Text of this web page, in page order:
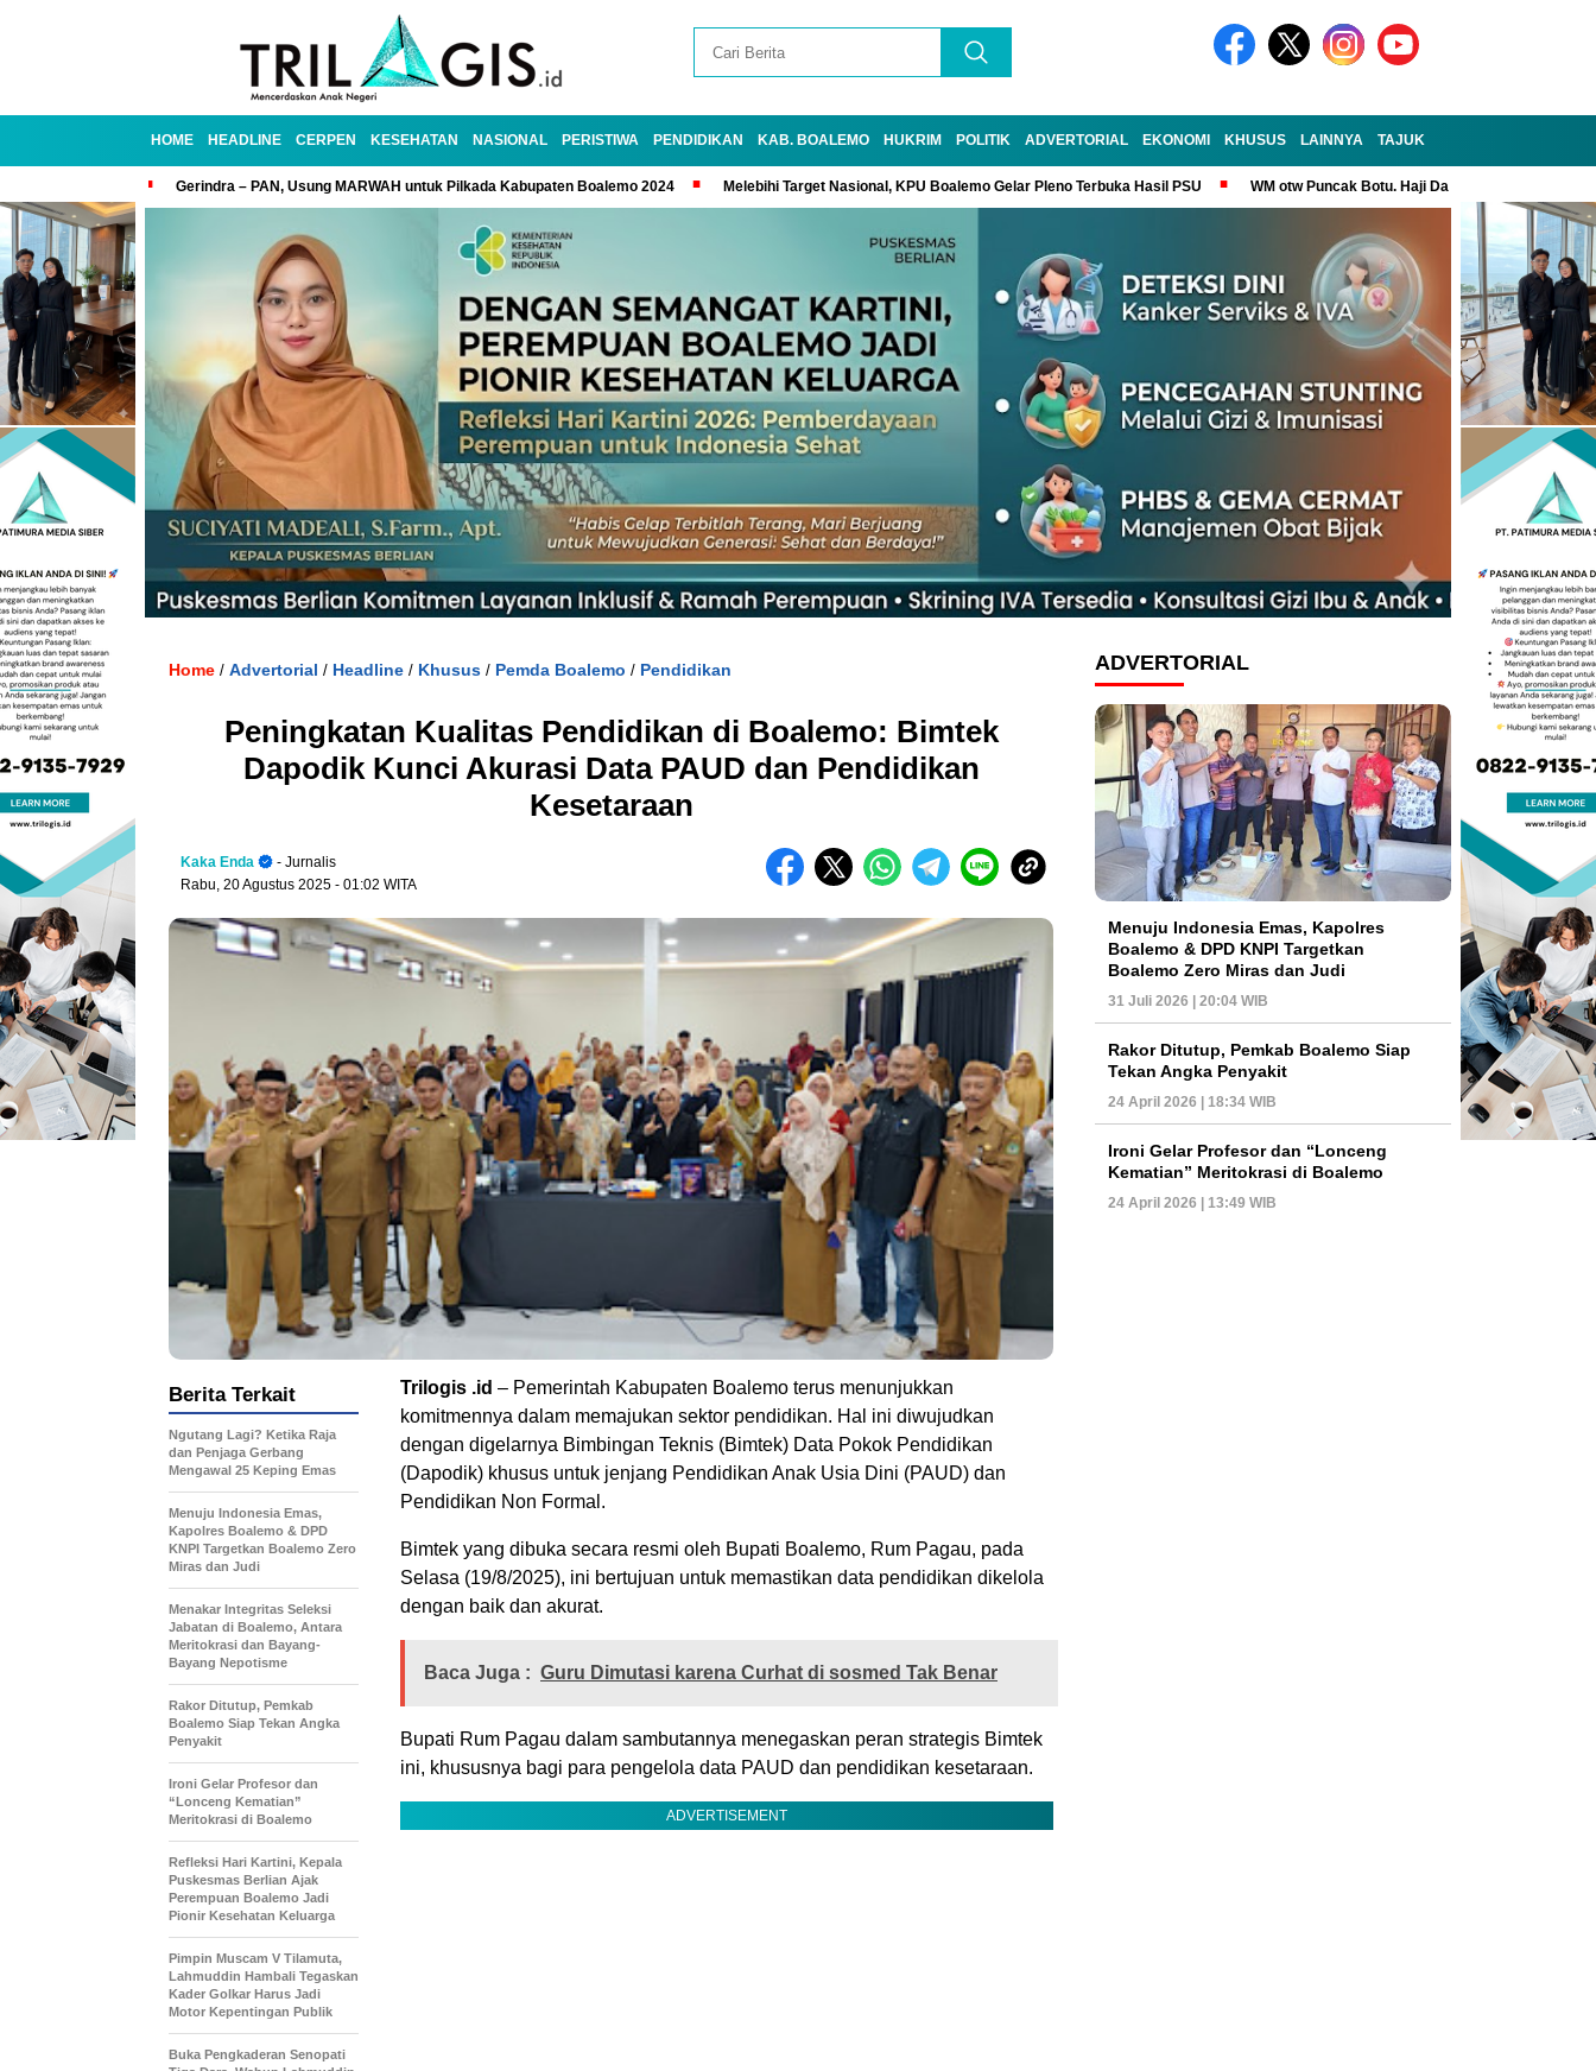
HOME HEADLINE CERPEN KESEHATAN NASIONAL PERISTIWA PENDIDIKAN KAB. BOALEMO HUKRIM POLITIK ADVERTORIAL EKONOMI KHUSUS LAINNYA TAJUK
Gerindra – PAN, Usung MARWAH untuk Pilkada Kabupaten Boalemo 2024 Melebihi Target Nasional, KPU Boalemo Gelar Pleno Terbuka Hasil PSU WM otw Puncak Botu. Haji Darem Masih Tangguh
Home / Advertorial / Headline / Khusus / Pemda Boalemo / Pendidikan
Peningkatan Kualitas Pendidikan di Boalemo: Bimtek
Dapodik Kunci Akurasi Data PAUD dan Pendidikan
Kesetaraan
Kaka Enda
- Jurnalis
Rabu, 20 Agustus 2025 - 01:02 WITA
Trilogis .id – Pemerintah Kabupaten Boalemo terus menunjukkan
komitmennya dalam memajukan sektor pendidikan. Hal ini diwujudkan
dengan digelarnya Bimbingan Teknis (Bimtek) Data Pokok Pendidikan
(Dapodik) khusus untuk jenjang Pendidikan Anak Usia Dini (PAUD) dan
Pendidikan Non Formal.
Bimtek yang dibuka secara resmi oleh Bupati Boalemo, Rum Pagau, pada
Selasa (19/8/2025), ini bertujuan untuk memastikan data pendidikan dikelola
dengan baik dan akurat.
Baca Juga : Guru Dimutasi karena Curhat di sosmed Tak Benar
Bupati Rum Pagau dalam sambutannya menegaskan peran strategis Bimtek
ini, khususnya bagi para pengelola data PAUD dan pendidikan kesetaraan.
ADVERTISEMENT
Berita Terkait
Ngutang Lagi? Ketika Raja
dan Penjaga Gerbang
Mengawal 25 Keping Emas
Menuju Indonesia Emas,
Kapolres Boalemo & DPD
KNPI Targetkan Boalemo Zero
Miras dan Judi
Menakar Integritas Seleksi
Jabatan di Boalemo, Antara
Meritokrasi dan Bayang-
Bayang Nepotisme
Rakor Ditutup, Pemkab
Boalemo Siap Tekan Angka
Penyakit
Ironi Gelar Profesor dan
“Lonceng Kematian”
Meritokrasi di Boalemo
Refleksi Hari Kartini, Kepala
Puskesmas Berlian Ajak
Perempuan Boalemo Jadi
Pionir Kesehatan Keluarga
Pimpin Muscam V Tilamuta,
Lahmuddin Hambali Tegaskan
Kader Golkar Harus Jadi
Motor Kepentingan Publik
Buka Pengkaderan Senopati
ADVERTORIAL
Menuju Indonesia Emas, Kapolres
Boalemo & DPD KNPI Targetkan
Boalemo Zero Miras dan Judi
31 Juli 2026 | 20:04 WIB
Rakor Ditutup, Pemkab Boalemo Siap
Tekan Angka Penyakit
24 April 2026 | 18:34 WIB
Ironi Gelar Profesor dan “Lonceng
Kematian” Meritokrasi di Boalemo
24 April 2026 | 13:49 WIB